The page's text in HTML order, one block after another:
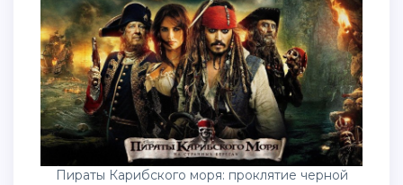
Пираты Карибского моря: проклятие черной